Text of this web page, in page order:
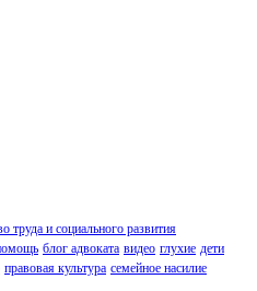
труда и социального развития
блог адвоката видео глухие дети
правовая культура семейное насилие